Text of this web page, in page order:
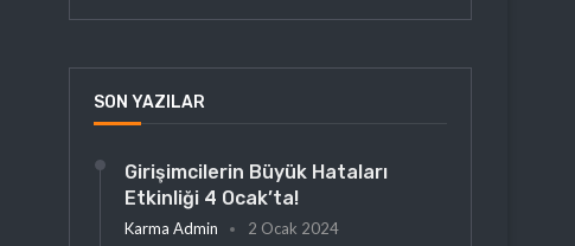
SON YAZILAR
Girişimcilerin Büyük Hataları
Etkinliği 4 Ocak’ta!
Karma Admin 2 Ocak 2024